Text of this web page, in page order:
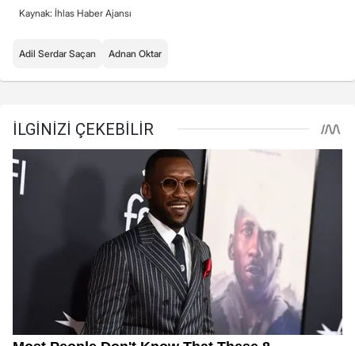
Kaynak: İhlas Haber Ajansı
Adil Serdar Saçan Adnan Oktar